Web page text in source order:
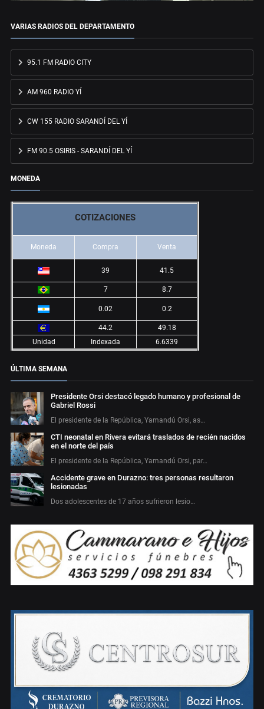
VARIAS RADIOS DEL DEPARTAMENTO
95.1 FM RADIO CITY
AM 960 RADIO YÍ
CW 155 RADIO SARANDÍ DEL YÍ
FM 90.5 OSIRIS - SARANDÍ DEL YÍ
MONEDA
COTIZACIONES
Moneda Compra Venta
39 41.5
7 8.7
0.02 0.2
44.2
49.18
Unidad
Indexada 6.6339
ÚLTIMA SEMANA
Presidente Orsi destacó legado humano y profesional de
Gabriel Rossi
El presidente de la República, Yamandú Orsi, as…
CTI neonatal en Rivera evitará traslados de recién nacidos
en el norte del país
El presidente de la República, Yamandú Orsi, par…
Accidente grave en Durazno: tres personas resultaron
lesionadas
Dos adolescentes de 17 años sufrieron lesio…